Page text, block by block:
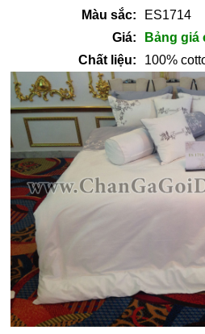
Màu sắc:
ES1714
Giá:
Bảng giá
Chất liệu:
100%